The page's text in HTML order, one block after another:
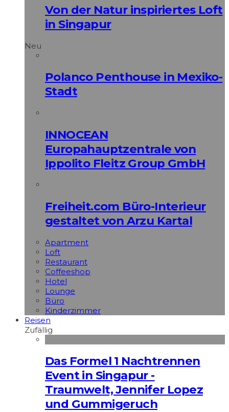
Von der Natur inspiriertes Loft
in Singapur
Neu
Polanco Penthouse in Mexiko-
Stadt
INNOCEAN
Europahauptzentrale von
Ippolito Fleitz Group GmbH
Freiheit.com Büro-Interieur
gestaltet von Arzu Kartal
Apart­ment
Loft
Restaurant
Coffeeshop
Hotel
Lounge
Büro
Kinderzimmer
Reisen
Zufällig
Das Formel 1 Nachtrennen
Event in Singapur -
Traumwelt, Jennifer Lopez
und Gummigeruch